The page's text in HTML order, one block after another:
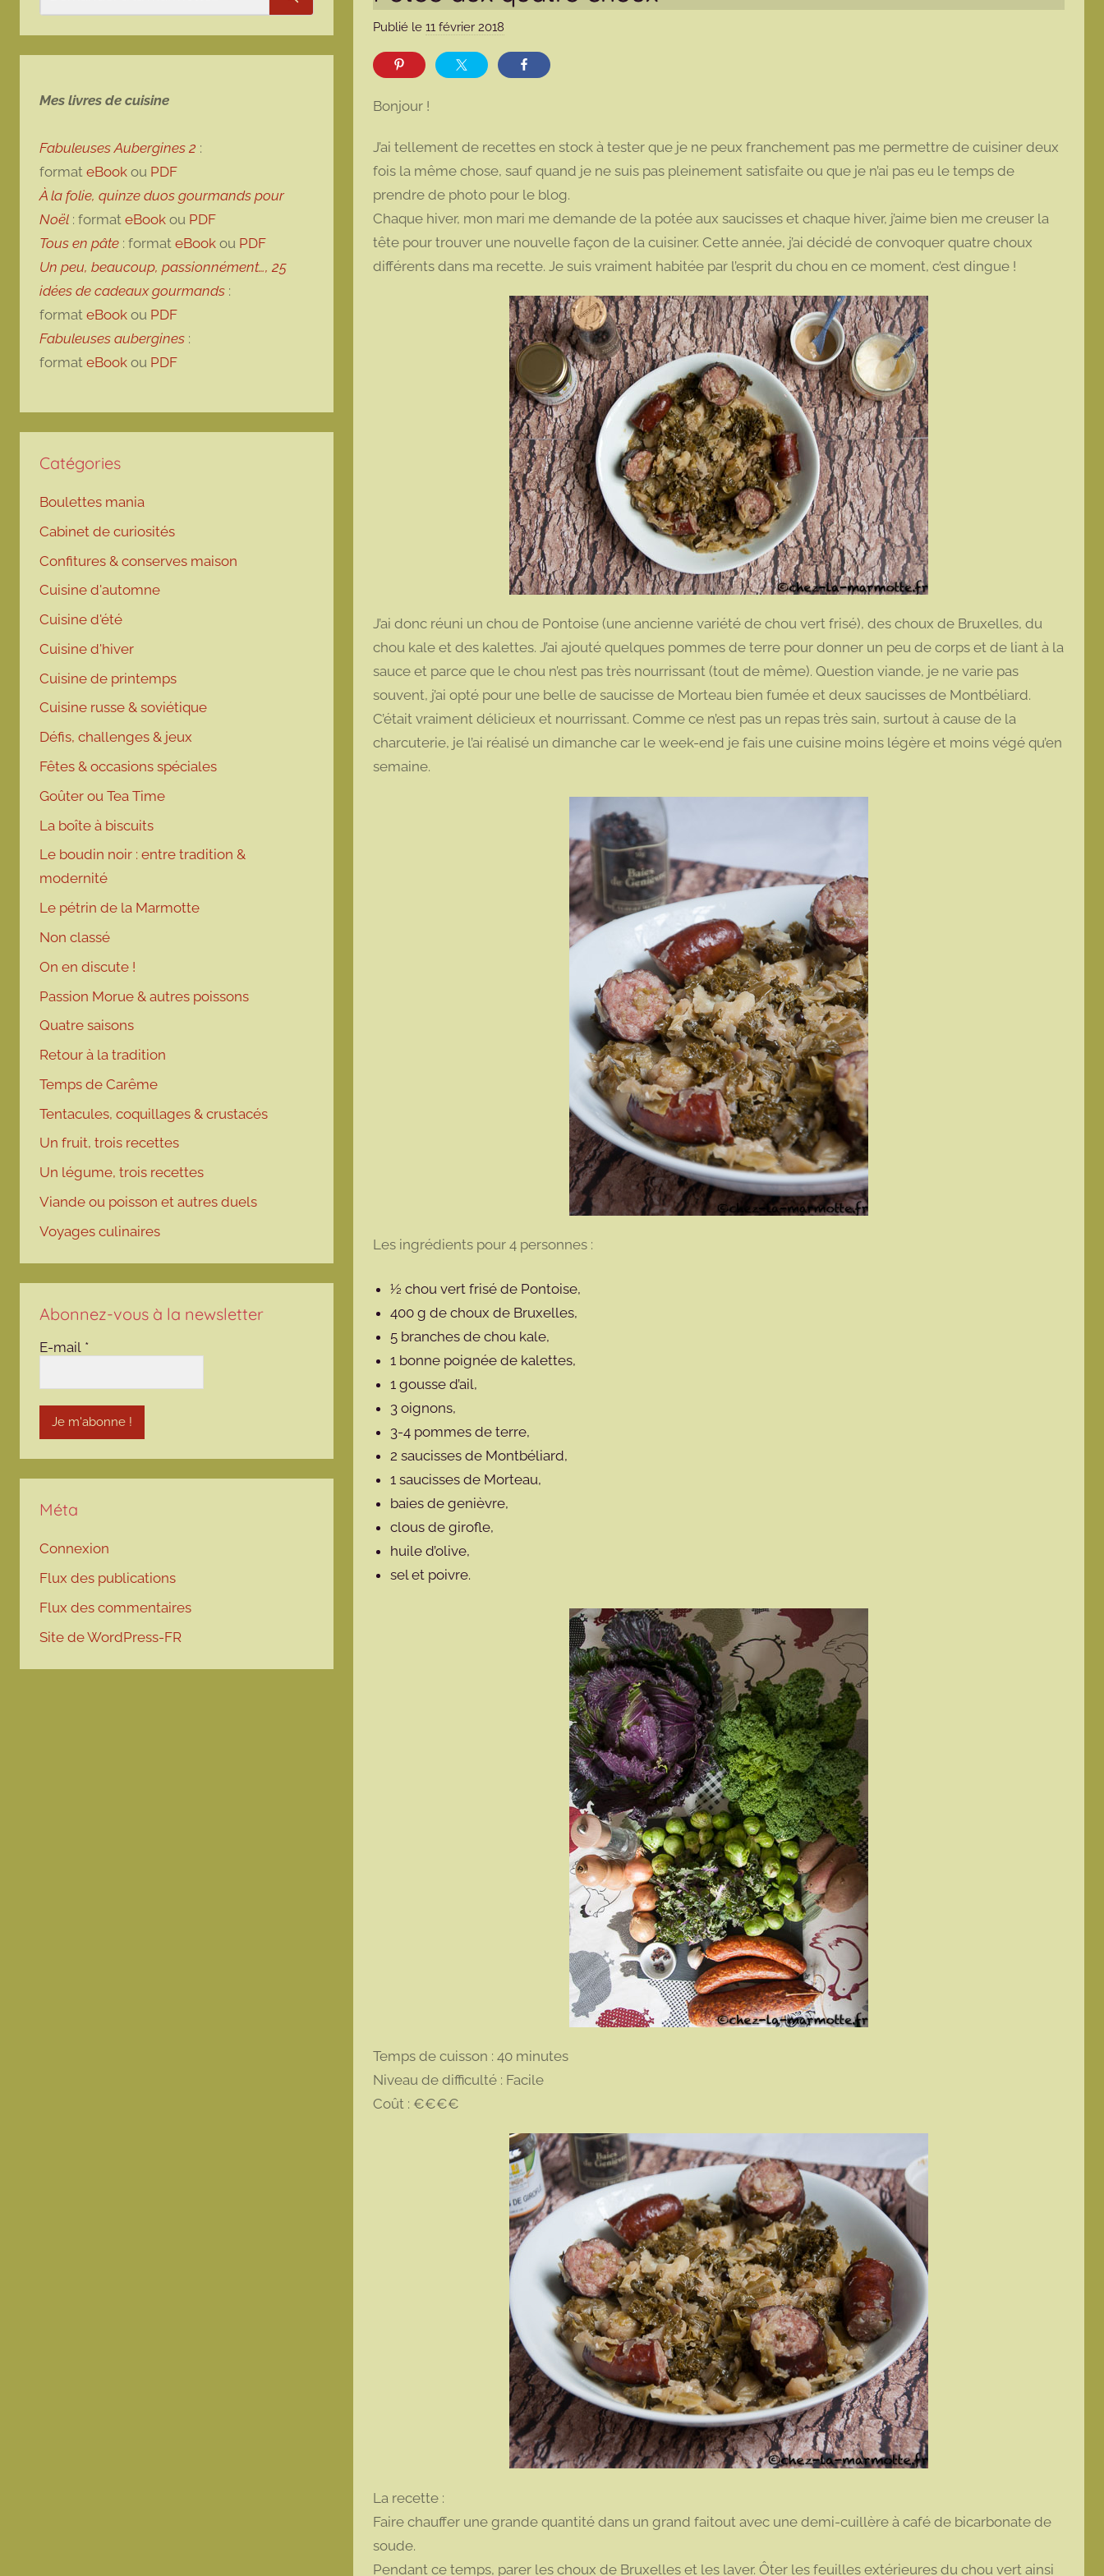
Publié le 11 février 2018
m
o
t
t
e
Bonjour !
J’ai tellement de recettes en stock à tester que je ne peux franchement pas me permettre de cuisiner deux
fois la même chose, sauf quand je ne suis pas pleinement satisfaite ou que je n’ai pas eu le temps de
prendre de photo pour le blog.
Chaque hiver, mon mari me demande de la potée aux saucisses et chaque hiver, j’aime bien me creuser la
tête pour trouver une nouvelle façon de la cuisiner. Cette année, j’ai décidé de convoquer quatre choux
différents dans ma recette. Je suis vraiment habitée par l’esprit du chou en ce moment, c’est dingue !
J’ai donc réuni un chou de Pontoise (une ancienne variété de chou vert frisé), des choux de Bruxelles, du
chou kale et des kalettes. J’ai ajouté quelques pommes de terre pour donner un peu de corps et de liant à la
sauce et parce que le chou n’est pas très nourrissant (tout de même). Question viande, je ne varie pas
souvent, j’ai opté pour une belle de saucisse de Morteau bien fumée et deux saucisses de Montbéliard.
C’était vraiment délicieux et nourrissant. Comme ce n’est pas un repas très sain, surtout à cause de la
charcuterie, je l’ai réalisé un dimanche car le week-end je fais une cuisine moins légère et moins végé qu’en
semaine.
Les ingrédients pour 4 personnes :
½ chou vert frisé de Pontoise,
400 g de choux de Bruxelles,
5 branches de chou kale,
1 bonne poignée de kalettes,
1 gousse d’ail,
3 oignons,
3-4 pommes de terre,
2 saucisses de Montbéliard,
1 saucisses de Morteau,
baies de genièvre,
clous de girofle,
huile d’olive,
sel et poivre.
Temps de cuisson : 40 minutes
Niveau de difficulté : Facile
Coût : €€€€
La recette :
Faire chauffer une grande quantité dans un grand faitout avec une demi-cuillère à café de bicarbonate de
soude.
Pendant ce temps, parer les choux de Bruxelles et les laver. Ôter les feuilles extérieures du chou vert ainsi
Rechercher
Mes livres de cuisine
Fabuleuses Aubergines 2 :
format eBook ou PDF
À la folie, quinze duos gourmands pour
Noël : format eBook ou PDF
Tous en pâte : format eBook ou PDF
Un peu, beaucoup, passionnément…, 25
idées de cadeaux gourmands :
format eBook ou PDF
Fabuleuses aubergines :
format eBook ou PDF
Catégories
Boulettes mania
Cabinet de curiosités
Confitures & conserves maison
Cuisine d'automne
Cuisine d'été
Cuisine d'hiver
Cuisine de printemps
Cuisine russe & soviétique
Défis, challenges & jeux
Fêtes & occasions spéciales
Goûter ou Tea Time
La boîte à biscuits
Le boudin noir : entre tradition &
modernité
Le pétrin de la Marmotte
Non classé
On en discute !
Passion Morue & autres poissons
Quatre saisons
Retour à la tradition
Temps de Carême
Tentacules, coquillages & crustacés
Un fruit, trois recettes
Un légume, trois recettes
Viande ou poisson et autres duels
Voyages culinaires
Abonnez-vous à la newsletter
E-mail *
Méta
Connexion
Flux des publications
Flux des commentaires
Site de WordPress-FR